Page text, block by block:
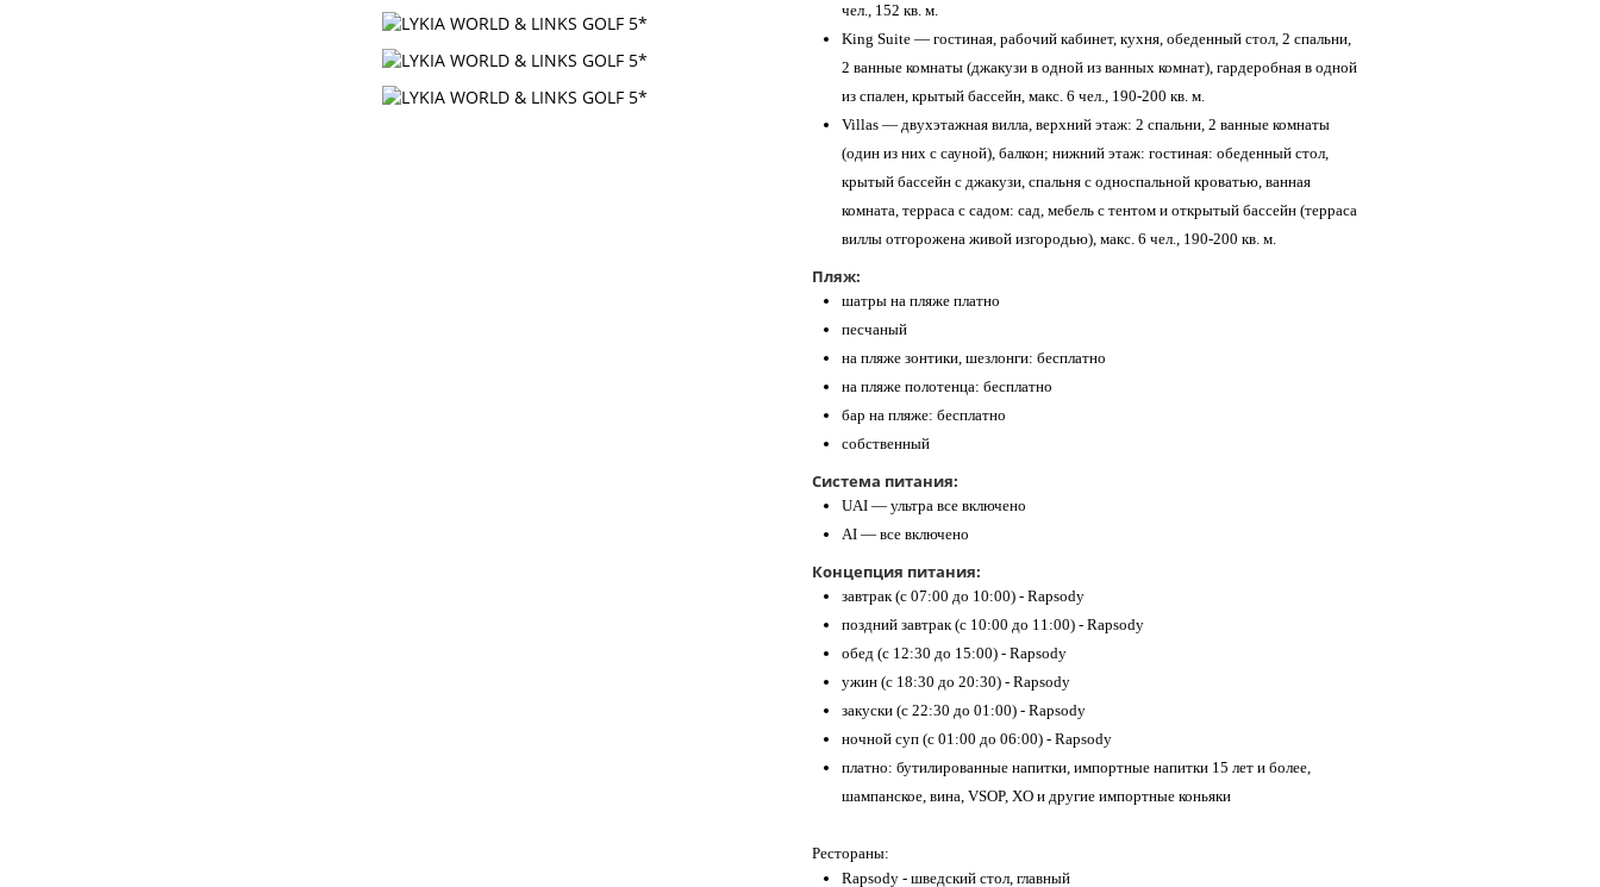
чел., 152 кв. м.
King Suite — гостиная, рабочий кабинет, кухня, обеденный стол, 2 спальни,
2 ванные комнаты (джакузи в одной из ванных комнат), гардеробная в одной
из спален, крытый бассейн, макс. 6 чел., 190-200 кв. м.
Villas — двухэтажная вилла, верхний этаж: 2 спальни, 2 ванные комнаты
(один из них с сауной), балкон; нижний этаж: гостиная: обеденный стол,
крытый бассейн с джакузи, спальня с односпальной кроватью, ванная
комната, терраса с садом: сад, мебель с тентом и открытый бассейн (терраса
виллы отгорожена живой изгородью), макс. 6 чел., 190-200 кв. м.
Пляж:
шатры на пляже платно
песчаный
на пляже зонтики, шезлонги: бесплатно
на пляже полотенца: бесплатно
бар на пляже: бесплатно
собственный
Система питания:
UAI — ультра все включено
AI — все включено
Концепция питания:
завтрак (с ​07:00 до 10:00) - Rapsody
поздний завтрак (с 10:00 до 11:00) - Rapsody
обед (с 12:30 до 15:00) - Rapsody
ужин (с 18:30 до 20:30) - Rapsody
закуски (с 22:30 до 01:00) - Rapsody
ночной суп (с 01:00 до 06:00) - Rapsody
платно: бутилированные напитки, импортные напитки 15 лет и более,
шампанское, вина, VSOP, XO и другие импортные коньяки
Рестораны:
Rapsody - шведский стол, главный